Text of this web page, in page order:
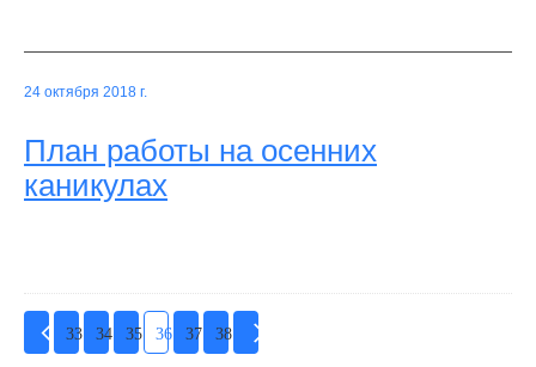
24 октября 2018 г.
План работы на осенних
каникулах
33 34 35 36 37 38